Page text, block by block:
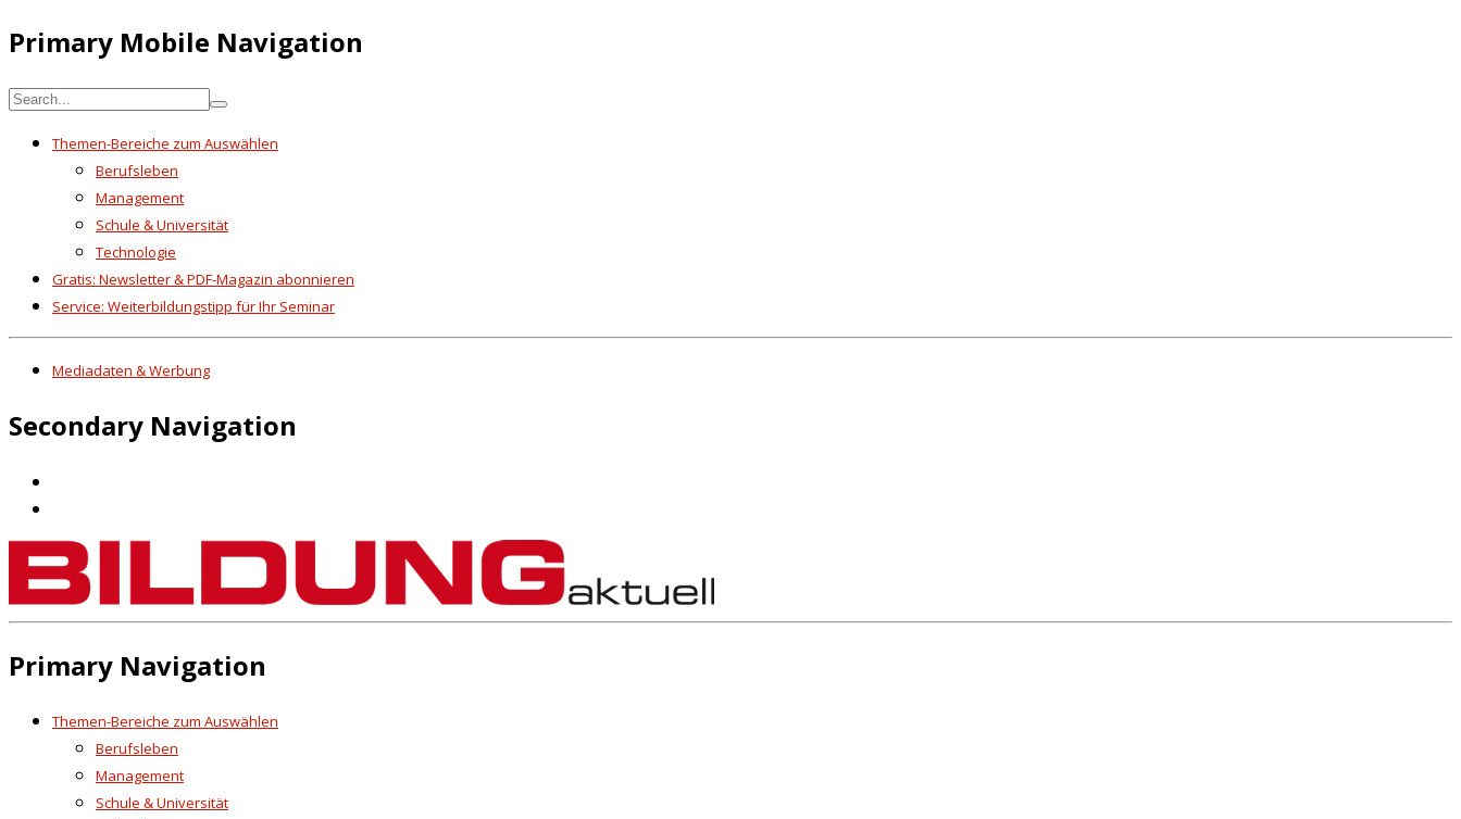
Primary Mobile Navigation
Themen-Bereiche zum Auswählen
Berufsleben
Management
Schule & Universität
Technologie
Gratis: Newsletter & PDF-Magazin abonnieren
Service: Weiterbildungstipp für Ihr Seminar
Mediadaten & Werbung
Secondary Navigation
Primary Navigation
Themen-Bereiche zum Auswählen
Berufsleben
Management
Schule & Universität